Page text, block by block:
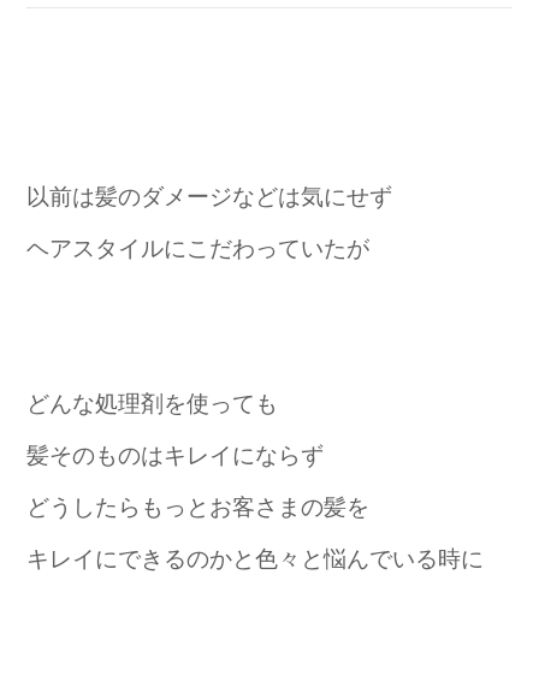
以前は髪のダメージなどは気にせず
ヘアスタイルにこだわっていたが
どんな処理剤を使っても
髪そのものはキレイにならず
どうしたらもっとお客さまの髪を
キレイにできるのかと色々と悩んでいる時に